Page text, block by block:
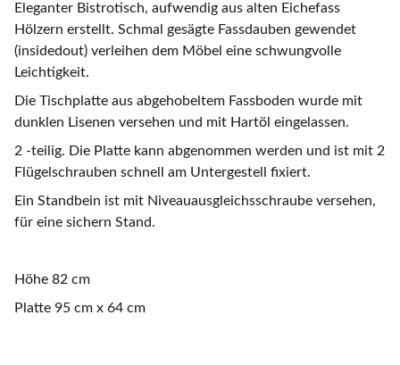
Eleganter Bistrotisch, aufwendig aus alten Eichefass
Hölzern erstellt. Schmal gesägte Fassdauben gewendet
(insidedout) verleihen dem Möbel eine schwungvolle
Leichtigkeit.
Die Tischplatte aus abgehobeltem Fassboden wurde mit
dunklen Lisenen versehen und mit Hartöl eingelassen.
2 -teilig. Die Platte kann abgenommen werden und ist mit 2
Flügelschrauben schnell am Untergestell fixiert.
Ein Standbein ist mit Niveauausgleichsschraube versehen,
für eine sichern Stand.
Höhe 82 cm
Platte 95 cm x 64 cm